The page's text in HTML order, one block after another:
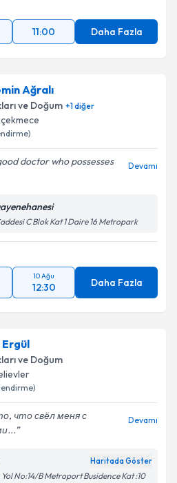
11:00 Daha Fazla
Ağralı
ve Doğum +1diğer
doctor who possesses
Devamı
C Blok Kat 1 Daire 16 Metropark
10 Ağu
12:30 Daha Fazla
Ergül
ve Doğum
что свёл меня с
Devamı
Haritada Göster
No:14/B Metroport Busidence Kat :10